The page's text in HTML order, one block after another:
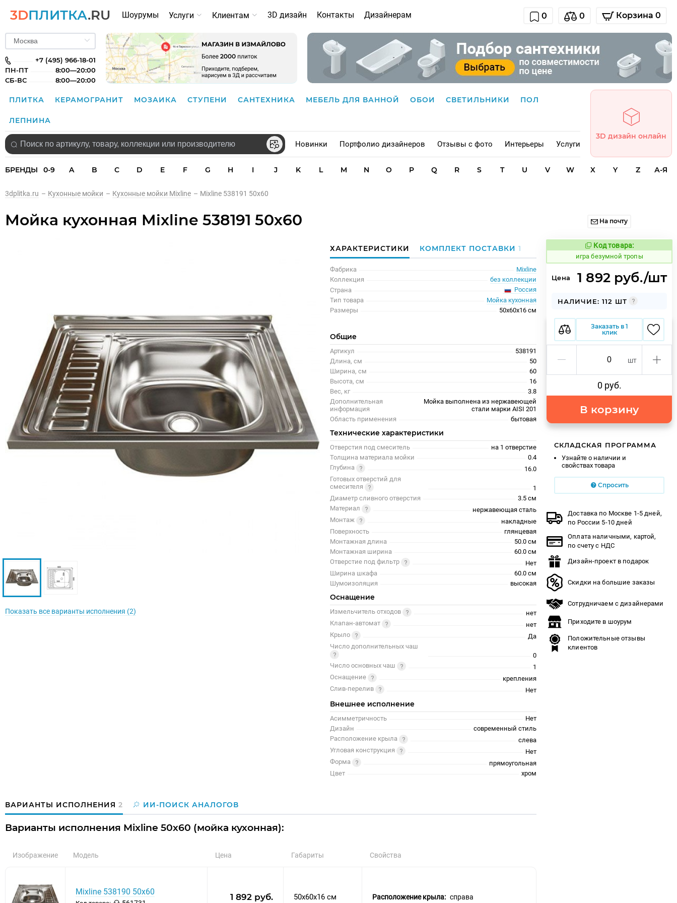
3DПЛИТКА.RU Шоурумы Услуги Клиентам 3D дизайн Контакты Дизайнерам 0 0 Корзина 0
+7 (495) 966-18-01
ПН-ПТ
8:00—20:00
СБ-ВС
8:00—20:00
ПЛИТКА КЕРАМОГРАНИТ МОЗАИКА СТУПЕНИ САНТЕХНИКА МЕБЕЛЬ ДЛЯ ВАННОЙ ОБОИ СВЕТИЛЬНИКИ ПОЛ
ЛЕПНИНА
Новинки Портфолио дизайнеров Отзывы с фото Интерьеры Услуги
3D дизайн онлайн
БРЕНДЫ 0-9 A B C D E F G H I J K L M N O P Q R S T U V W X Y Z А-Я
3dplitka.ru – Кухонные мойки – Кухонные мойки Mixline – Mixline 538191 50х60
Мойка кухонная Mixline 538191 50х60 На почту
Показать все варианты исполнения (2)
ХАРАКТЕРИСТИКИ КОМПЛЕКТ ПОСТАВКИ1
Фабрика
Mixline
Коллекция
без коллекции
Страна
Россия
Тип товара
Мойка кухонная
Размеры
50x60x16 см
Общие
Артикул
538191
Длина, см
50
Ширина, см
60
Высота, см
16
Вес, кг
3.8
Дополнительная
информация
Мойка выполнена из нержавеющей
стали марки AISI 201
Область применения
бытовая
Технические характеристики
Отверстия под смеситель
на 1 отверстие
Толщина материала мойки
0.4
Глубина
16.0
Готовых отверстий для
смесителя
1
Диаметр сливного отверстия
3.5 см
Материал
нержавеющая сталь
Монтаж
накладные
Поверхность
глянцевая
Монтажная длина
50.0 см
Монтажная ширина
60.0 см
Отверстие под фильтр
Нет
Ширина шкафа
60.0 см
Шумоизоляция
высокая
Оснащение
Измельчитель отходов
нет
Клапан-автомат
нет
Крыло
Да
Число дополнительных чаш
0
Число основных чаш
1
Оснащение
крепления
Слив-перелив
Нет
Внешнее исполнение
Асимметричность
Нет
Дизайн
современный стиль
Расположение крыла
слева
Угловая конструкция
Нет
Форма
прямоугольная
Цвет
хром
ВАРИАНТЫ ИСПОЛНЕНИЯ 2 ИИ-ПОИСК АНАЛОГОВ
Варианты исполнения Mixline 50х60 (мойка кухонная):
Изображение Модель Цена Габариты Свойства
Mixline 538190 50х60
1 892 руб. 50x60x16 см Расположение крыла: справа
Код товара:
561733 Код товара:
игра безумной тропы
Цена 1 892 руб./шт
НАЛИЧИЕ: 112 ШТ
Заказать в 1
клик
шт
0 руб.
В корзину
СКЛАДСКАЯ ПРОГРАММА
Узнайте о наличии и
свойствах товара
Спросить
Доставка по Москве 1-5 дней,
по России 5-10 дней
Оплата наличными, картой,
по счету с НДС
Дизайн-проект в подарок
Скидки на большие заказы
Сотрудничаем с дизайнерами
Приходите в шоурум
Положительные отзывы
клиентов